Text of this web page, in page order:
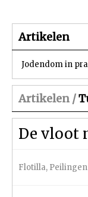
Artikelen
Jodendom in
Artikelen /
De vloot
Flotilla,